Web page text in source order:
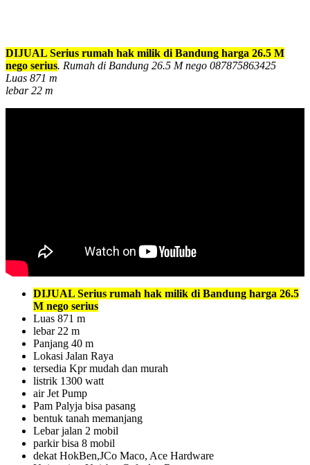
DIJUAL Serius rumah hak milik di Bandung harga 26.5 M
nego serius. Rumah di Bandung 26.5 M nego 087875863425
Luas 871 m
lebar 22 m
DIJUAL Serius rumah hak milik di Bandung harga 26.5
M nego serius
Luas 871 m
lebar 22 m
Panjang 40 m
Lokasi Jalan Raya
tersedia Kpr mudah dan murah
listrik 1300 watt
air Jet Pump
Pam Palyja bisa pasang
bentuk tanah memanjang
Lebar jalan 2 mobil
parkir bisa 8 mobil
dekat HokBen,JCo Maco, Ace Hardware